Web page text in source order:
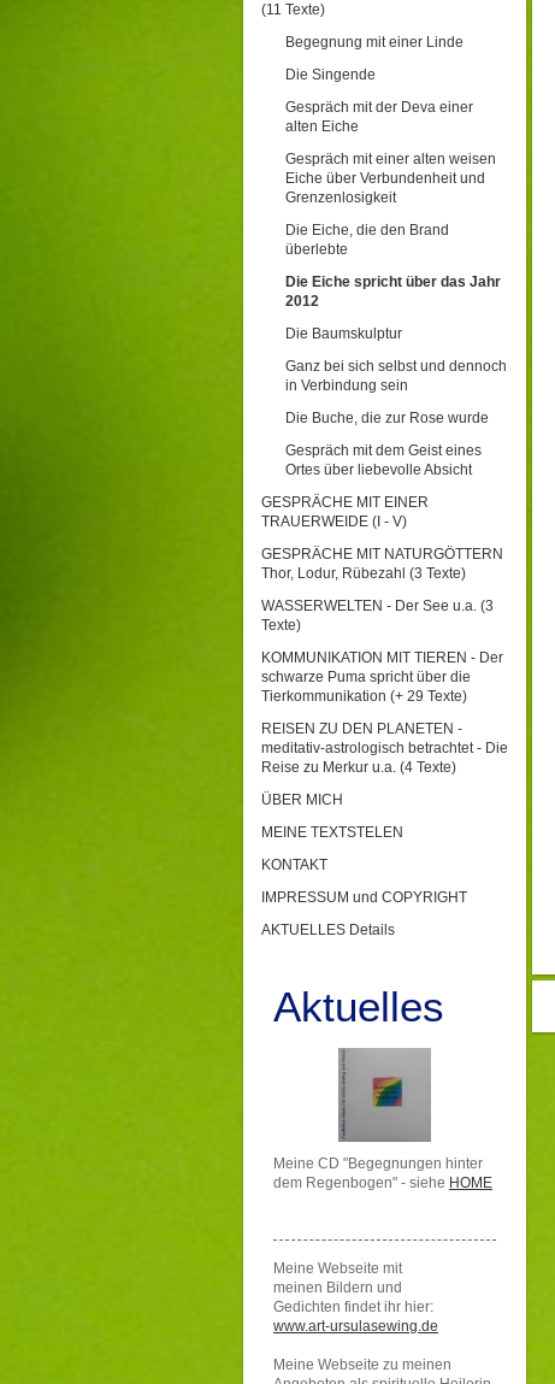
(11 Texte)
Begegnung mit einer Linde
Die Singende
Gespräch mit der Deva einer
alten Eiche
Gespräch mit einer alten weisen
Eiche über Verbundenheit und
Grenzenlosigkeit
Die Eiche, die den Brand
überlebte
Die Eiche spricht über das Jahr
2012
Die Baumskulptur
Ganz bei sich selbst und dennoch
in Verbindung sein
Die Buche, die zur Rose wurde
Gespräch mit dem Geist eines
Ortes über liebevolle Absicht
GESPRÄCHE MIT EINER
TRAUERWEIDE (I - V)
GESPRÄCHE MIT NATURGÖTTERN
Thor, Lodur, Rübezahl (3 Texte)
WASSERWELTEN - Der See u.a. (3
Texte)
KOMMUNIKATION MIT TIEREN - Der
schwarze Puma spricht über die
Tierkommunikation (+ 29 Texte)
REISEN ZU DEN PLANETEN -
meditativ-astrologisch betrachtet - Die
Reise zu Merkur u.a. (4 Texte)
ÜBER MICH
MEINE TEXTSTELEN
KONTAKT
IMPRESSUM und COPYRIGHT
AKTUELLES Details
Aktuelles
Meine CD "Begegnungen hinter
dem Regenbogen" - siehe HOME
Meine Webseite mit
meinen Bildern und
Gedichten findet ihr hier:
www.art-ursulasewing.de
Meine Webseite zu meinen